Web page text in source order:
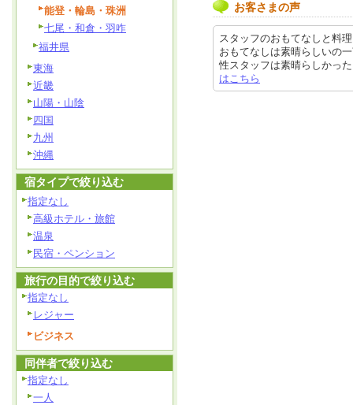
お客さまの声
スタッフのおもてなしと料
おもてなしは素晴らしいの
性スタッフは素晴らしかっ
はこちら
能登・輪島・珠洲
七尾・和倉・羽咋
福井県
東海
近畿
山陽・山陰
四国
九州
沖縄
宿タイプで絞り込む
指定なし
高級ホテル・旅館
温泉
民宿・ペンション
旅行の目的で絞り込む
指定なし
レジャー
ビジネス
同伴者で絞り込む
指定なし
一人